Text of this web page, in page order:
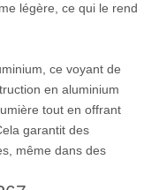
légère, ce qui le rend
ce voyant de
en aluminium
tout en offrant
garantit des
même dans des